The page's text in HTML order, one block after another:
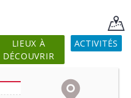
LIEUX À
DÉCOUVRIR
ACTIVITÉS